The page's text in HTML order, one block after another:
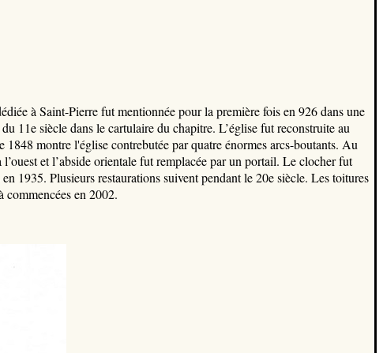
à Saint-Pierre fut mentionnée pour la première fois en 926 dans une
11e siècle dans le cartulaire du chapitre. L’église fut reconstruite au
montre l'église contrebutée par quatre énormes arcs-boutants. Au
et l’abside orientale fut remplacée par un portail. Le clocher fut
1935. Plusieurs restaurations suivent pendant le 20e siècle. Les toitures
commencées en 2002.